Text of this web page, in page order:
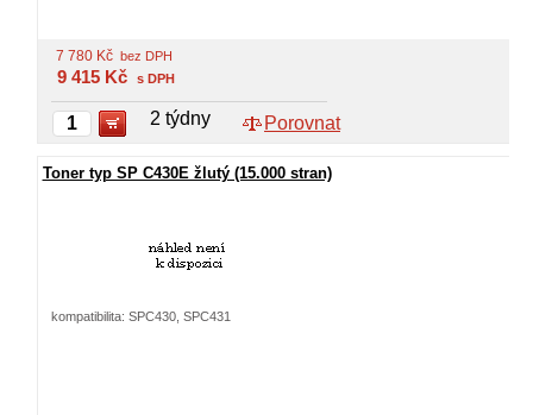
7 780 Kč bez DPH
9 415 Kč s DPH
Porovnat
2 týdny
Toner typ SP C430E žlutý (15.000 stran)
kompatibilita: SPC430, SPC431